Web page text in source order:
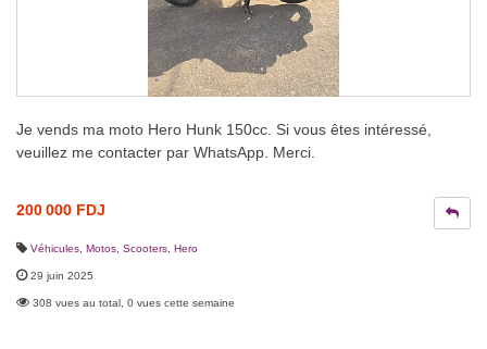
Je vends ma moto Hero Hunk 150cc. Si vous êtes intéressé,
veuillez me contacter par WhatsApp. Merci.
200 000 FDJ
Véhicules Motos, Scooters Hero
29 juin 2025
308 vues au total, 0 vues cette semaine